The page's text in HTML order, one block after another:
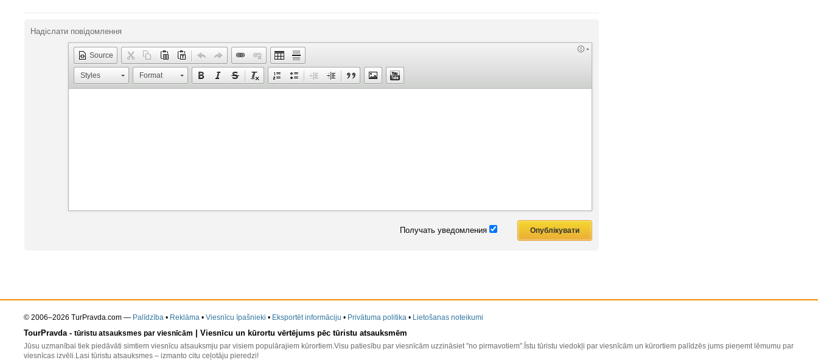
Надіслати повідомлення
Source
Styles Format
Получать уведомления
© 2006–2026 TurPravda.com— Palīdzība• Reklāma• Viesnīcu īpašnieki • Eksportēt informāciju • Privātuma politika• Lietošanas noteikumi
TourPravda - tūristu atsauksmes par viesnīcām | Viesnīcu un kūrortu vērtējums pēc tūristu atsauksmēm
Jūsu uzmanībai tiek piedāvāti simtiem viesnīcu atsauksmju par visiem populārajiem kūrortiem.Visu patiesību par viesnīcām uzzināsiet "no pirmavotiem".Īstu tūristu viedokļi par viesnīcām un kūrortiem palīdzēs jums pieņemt lēmumu par
viesnīcas izvēli.Lasi tūristu atsauksmes – izmanto citu ceļotāju pieredzi!